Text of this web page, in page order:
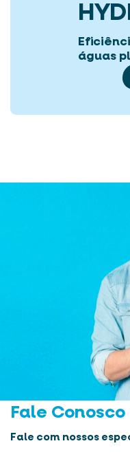
águas
Fale Conosco
Fale com nossos